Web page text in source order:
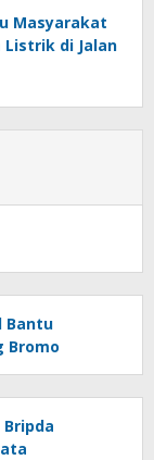
Masyarakat
Listrik di Jalan
Bantu
Bromo